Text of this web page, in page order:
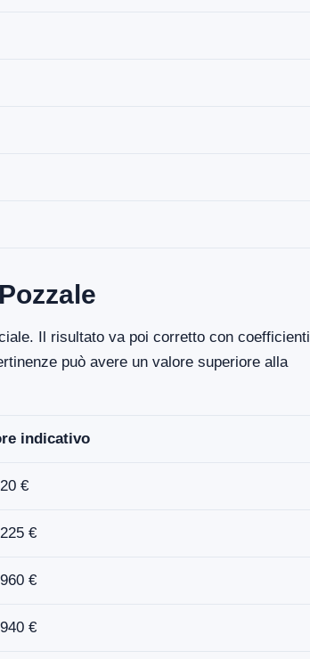
Il risultato va poi corretto con coefficienti
può avere un valore superiore alla
indicativo
€
€
€
€